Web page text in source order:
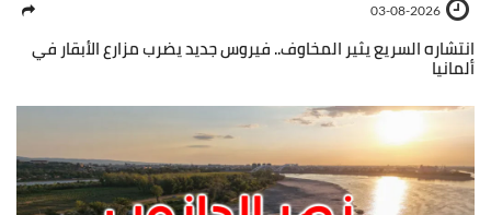
03-08-2026
انتشاره السريع يثير المخاوف.. فيروس جديد يضرب مزارع الأبقار في
ألمانيا